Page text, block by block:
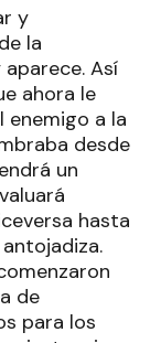
y
la
Así
ahora le
enemigo a la
desde
un
hasta
de
para los